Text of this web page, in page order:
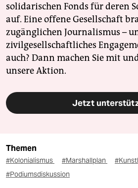
solidarischen Fonds für deren
auf. Eine offene Gesellschaft
zugänglichen Journalismus –
zivilgesellschaftliches
auch? Dann machen Sie mit
unsere Aktion.
Jetzt
Themen
#Kolonialismus #Marshallplan
#Podiumsdiskussion